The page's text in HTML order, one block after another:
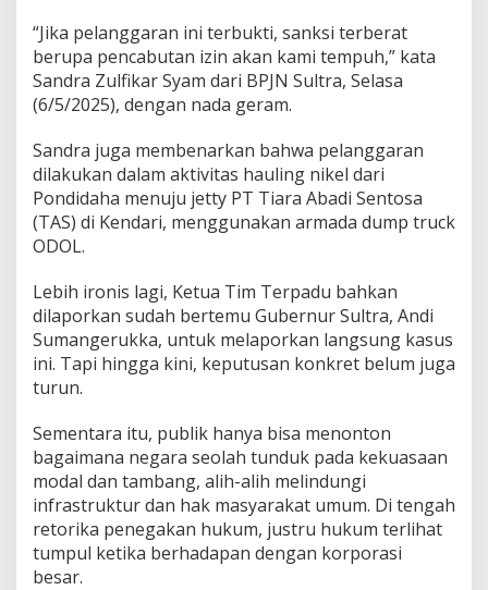
“Jika pelanggaran ini terbukti, sanksi terberat
berupa pencabutan izin akan kami tempuh,” kata
Sandra Zulfikar Syam dari BPJN Sultra, Selasa
(6/5/2025), dengan nada geram.
Sandra juga membenarkan bahwa pelanggaran
dilakukan dalam aktivitas hauling nikel dari
Pondidaha menuju jetty PT Tiara Abadi Sentosa
(TAS) di Kendari, menggunakan armada dump truck
ODOL.
Lebih ironis lagi, Ketua Tim Terpadu bahkan
dilaporkan sudah bertemu Gubernur Sultra, Andi
Sumangerukka, untuk melaporkan langsung kasus
ini. Tapi hingga kini, keputusan konkret belum juga
turun.
Sementara itu, publik hanya bisa menonton
bagaimana negara seolah tunduk pada kekuasaan
modal dan tambang, alih-alih melindungi
infrastruktur dan hak masyarakat umum. Di tengah
retorika penegakan hukum, justru hukum terlihat
tumpul ketika berhadapan dengan korporasi
besar.